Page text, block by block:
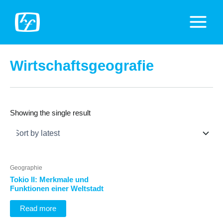
Inhalt
springen
Main
Wirtschaftsgeografie
Showing the single result
Geographie
Tokio II: Merkmale und
Funktionen einer Weltstadt
Read more